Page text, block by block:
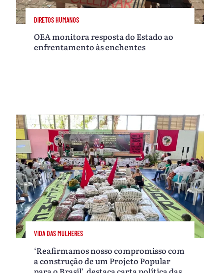
DIRETOS HUMANOS
OEA monitora resposta do Estado ao
enfrentamento às enchentes
VIDA DAS MULHERES
‘Reafirmamos nosso compromisso com
a construção de um Projeto Popular